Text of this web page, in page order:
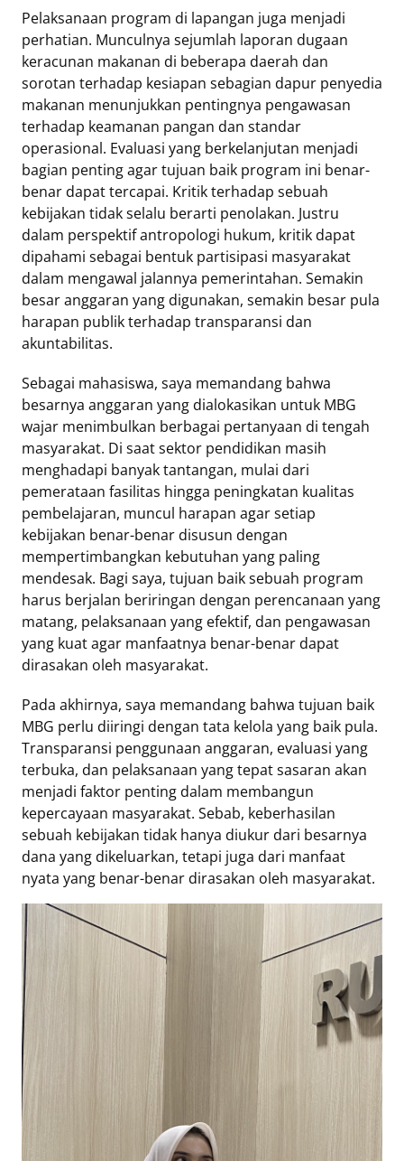
Mute
Pelaksanaan program di lapangan juga menjadi
perhatian. Munculnya sejumlah laporan dugaan
keracunan makanan di beberapa daerah dan
sorotan terhadap kesiapan sebagian dapur penyedia
makanan menunjukkan pentingnya pengawasan
terhadap keamanan pangan dan standar
operasional. Evaluasi yang berkelanjutan menjadi
bagian penting agar tujuan baik program ini benar-
benar dapat tercapai. Kritik terhadap sebuah
kebijakan tidak selalu berarti penolakan. Justru
dalam perspektif antropologi hukum, kritik dapat
dipahami sebagai bentuk partisipasi masyarakat
dalam mengawal jalannya pemerintahan. Semakin
besar anggaran yang digunakan, semakin besar pula
harapan publik terhadap transparansi dan
akuntabilitas.
Sebagai mahasiswa, saya memandang bahwa
besarnya anggaran yang dialokasikan untuk MBG
wajar menimbulkan berbagai pertanyaan di tengah
masyarakat. Di saat sektor pendidikan masih
menghadapi banyak tantangan, mulai dari
pemerataan fasilitas hingga peningkatan kualitas
pembelajaran, muncul harapan agar setiap
kebijakan benar-benar disusun dengan
mempertimbangkan kebutuhan yang paling
mendesak. Bagi saya, tujuan baik sebuah program
harus berjalan beriringan dengan perencanaan yang
matang, pelaksanaan yang efektif, dan pengawasan
yang kuat agar manfaatnya benar-benar dapat
dirasakan oleh masyarakat.
Pada akhirnya, saya memandang bahwa tujuan baik
MBG perlu diiringi dengan tata kelola yang baik pula.
Transparansi penggunaan anggaran, evaluasi yang
terbuka, dan pelaksanaan yang tepat sasaran akan
menjadi faktor penting dalam membangun
kepercayaan masyarakat. Sebab, keberhasilan
sebuah kebijakan tidak hanya diukur dari besarnya
dana yang dikeluarkan, tetapi juga dari manfaat
nyata yang benar-benar dirasakan oleh masyarakat.